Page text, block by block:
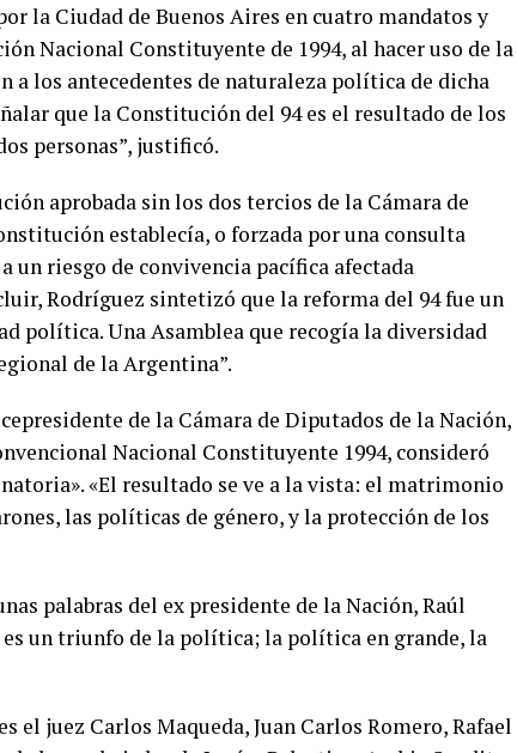
la Ciudad de Buenos Aires en cuatro mandatos y
Nacional Constituyente de 1994, al hacer uso de la
a los antecedentes de naturaleza política de dicha
que la Constitución del 94 es el resultado de los
personas”, justificó.
aprobada sin los dos tercios de la Cámara de
establecía, o forzada por una consulta
un riesgo de convivencia pacífica afectada
Rodríguez sintetizó que la reforma del 94 fue un
política. Una Asamblea que recogía la diversidad
de la Argentina”.
de la Cámara de Diputados de la Nación,
Nacional Constituyente 1994, consideró
«El resultado se ve a la vista: el matrimonio
las políticas de género, y la protección de los
palabras del ex presidente de la Nación, Raúl
un triunfo de la política; la política en grande, la
el juez Carlos Maqueda, Juan Carlos Romero, Rafael